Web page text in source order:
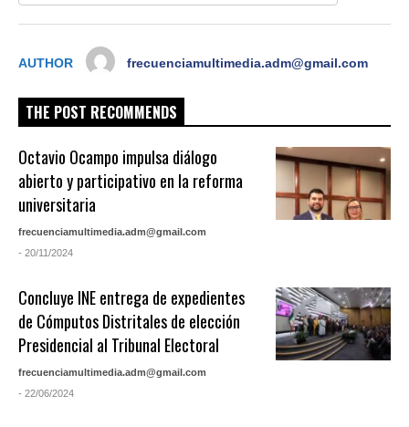
AUTHOR frecuenciamultimedia.adm@gmail.com
THE POST RECOMMENDS
Octavio Ocampo impulsa diálogo
abierto y participativo en la reforma
universitaria
frecuenciamultimedia.adm@gmail.com
- 20/11/2024
Concluye INE entrega de expedientes
de Cómputos Distritales de elección
Presidencial al Tribunal Electoral
frecuenciamultimedia.adm@gmail.com
- 22/06/2024